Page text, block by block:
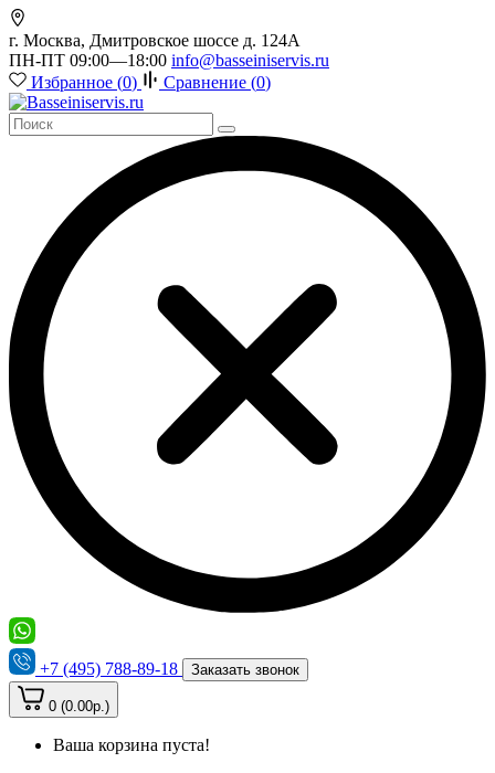
г. Москва, Дмитровское шоссе д. 124А
ПН-ПТ 09:00—18:00 info@basseiniservis.ru
Избранное (0) Сравнение (0)
+7 (495) 788-89-18 Заказать звонок
0 (0.00р.)
Ваша корзина пуста!